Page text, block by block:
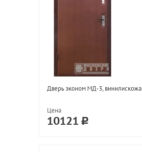
Дверь эконом МД-3, винилискожа
Цена
10121